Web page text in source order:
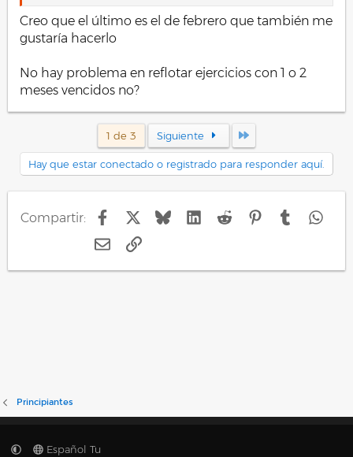
Creo que el último es el de febrero que también me
gustaría hacerlo
No hay problema en reflotar ejercicios con 1 o 2
meses vencidos no?
1 de 3 Siguiente
Hay que estar conectado o registrado para responder aquí.
Compartir: FacebookBlueskyLinkedIn
Reddit PinterestTumblr
E-mailEnlace
Principiantes
Español Tu